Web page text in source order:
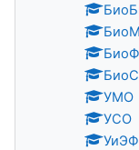
УМО
УСО